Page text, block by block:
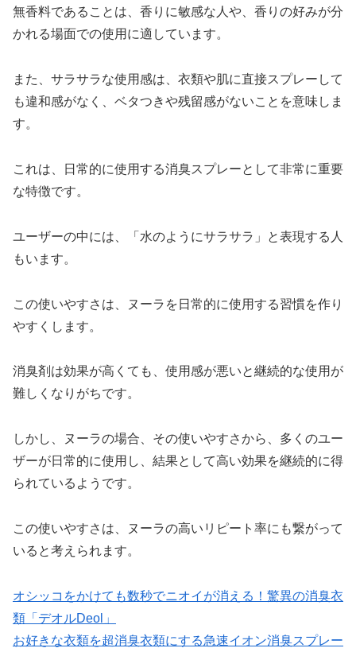
無香料であることは、香りに敏感な人や、香りの好みが分
かれる場面での使用に適しています。
また、サラサラな使用感は、衣類や肌に直接スプレーして
も違和感がなく、ベタつきや残留感がないことを意味しま
す。
これは、日常的に使用する消臭スプレーとして非常に重要
な特徴です。
ユーザーの中には、「水のようにサラサラ」と表現する人
もいます。
この使いやすさは、ヌーラを日常的に使用する習慣を作り
やすくします。
消臭剤は効果が高くても、使用感が悪いと継続的な使用が
難しくなりがちです。
しかし、ヌーラの場合、その使いやすさから、多くのユー
ザーが日常的に使用し、結果として高い効果を継続的に得
られているようです。
この使いやすさは、ヌーラの高いリピート率にも繋がって
いると考えられます。
オシッコをかけても数秒でニオイが消える！驚異の消臭衣
類「デオルDeol」
お好きな衣類を超消臭衣類にする急速イオン消臭スプレー